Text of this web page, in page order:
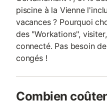
piscine à la Vienne
vacances ? Pourquoi
des "Workations",
connecté. Pas besoin
congés !
Combien